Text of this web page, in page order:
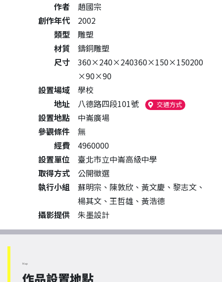
作者
趙國宗
創作年代
2002
類型
雕塑
材質
鑄銅雕塑
尺寸
360×240×240360×150×150200
×90×90
設置場域
學校
地址
八德路四段101號 交通方式（另開新視窗
設置地點
中崙廣場
參觀條件
無
經費
4960000
設置單位
臺北市立中崙高級中學
取得方式
公開徵選
執行小組
蘇明宗、陳敦欣、黃文慶、黎志文、
楊其文、王哲雄、黃浩德
攝影提供
朱墨設計
Map
作品設置地點